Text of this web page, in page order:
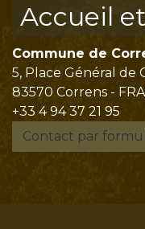
Accueil
Commune de
5, Place Général de
83570 Correns -
+33 4 94 37 21 95
Contact par